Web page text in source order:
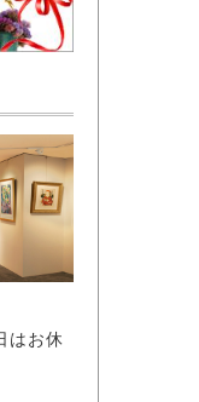
はお休